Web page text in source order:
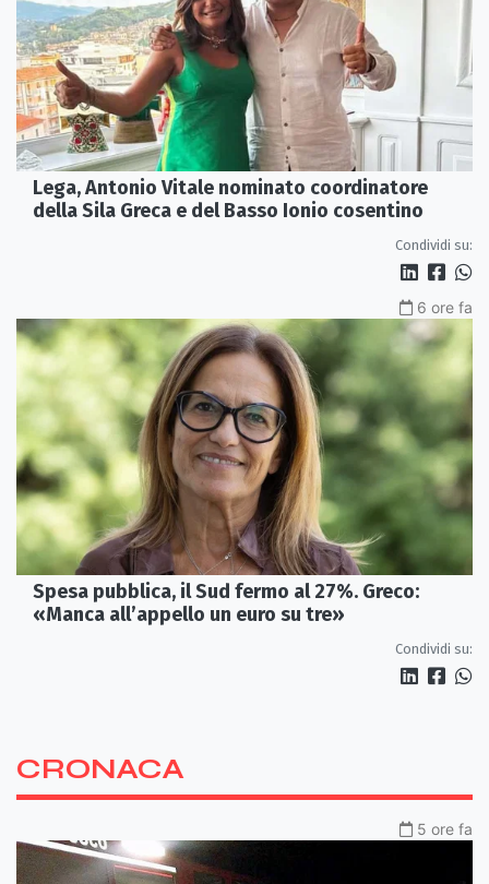
Lega, Antonio Vitale nominato coordinatore
della Sila Greca e del Basso Ionio cosentino
Condividi su:
6 ore fa
Spesa pubblica, il Sud fermo al 27%. Greco:
«Manca all’appello un euro su tre»
Condividi su:
CRONACA
5 ore fa